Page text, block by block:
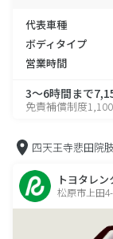
代表車種
ボディタイプ
営業時間
3～6時間まで
免責補償制度
四天王寺悲田院
トヨタレ
松原市上田